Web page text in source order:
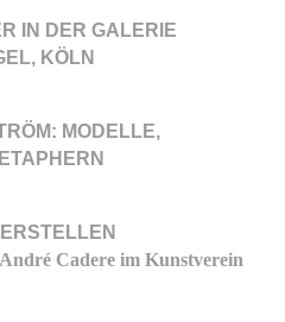
IN DER GALERIE
KÖLN
MODELLE,
Cadere im Kunstverein